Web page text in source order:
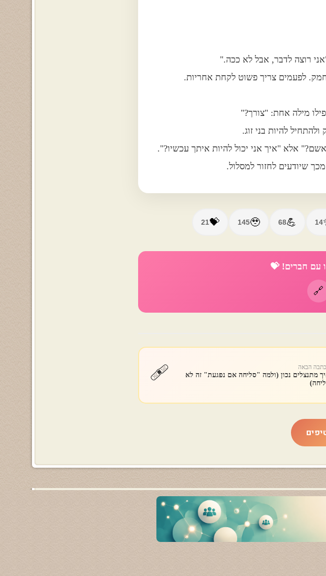
רוצה לדבר, אבל לא ככה."
לפעמים צריך פשוט לקחת אחריות.
מילה אחת: "צורך?"
להיות בני זוג.
אלא "איך אני יכול להיות איתך עכשיו?".
שיודעים לחזור למסלול.
14
💪
68
🥹
145
💝
21
עם חברים! 💝
🔗
הבאה
מתנצלים נכון (ולמה "סליחה אם נפגעת" זה לא
🩹